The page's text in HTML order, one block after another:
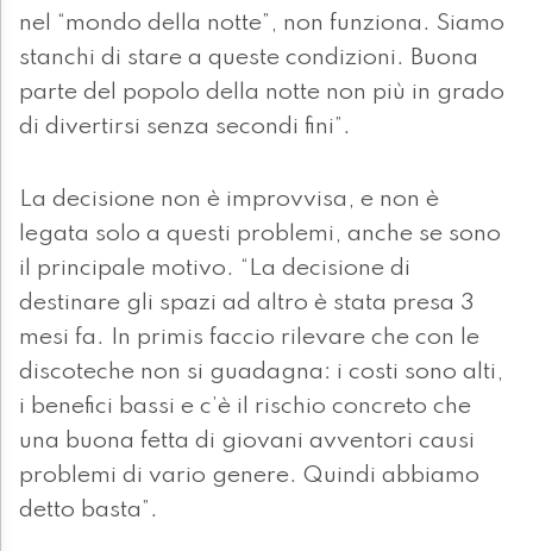
nel “mondo della notte”, non funziona. Siamo
stanchi di stare a queste condizioni. Buona
parte del popolo della notte non più in grado
di divertirsi senza secondi fini”.
La decisione non è improvvisa, e non è
legata solo a questi problemi, anche se sono
il principale motivo. “La decisione di
destinare gli spazi ad altro è stata presa 3
mesi fa. In primis faccio rilevare che con le
discoteche non si guadagna: i costi sono alti,
i benefici bassi e c’è il rischio concreto che
una buona fetta di giovani avventori causi
problemi di vario genere. Quindi abbiamo
detto basta”.